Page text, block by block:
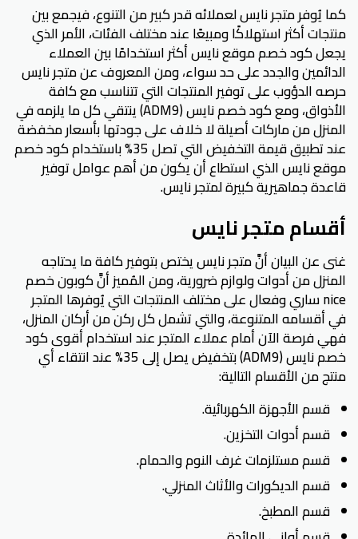
كما يُوفر متجر نايس لعملائه قدر كبير من التنوع، فيجمع بين
منتجات أكثر استهلاكًا ومبيعًا عند مختلف الفئات، الأمر الذي
يجعل كود خصم موقع نايس أكثر استخدامًا بين العملاء
الدائمين والجدد على حد سواء، ومن المعروف عن متجر نايس
حرصه الدؤوب على توفير المنتجات التي تتناسب مع كافة
الأذواق، ومع كود خصم نايس (ADM9) ينتقي كل ما يلزمه في
المنزل من ماركات أصيلة لا خلاف على جودتها بأسعار مخفضة
عند تطبيق قيمة التخفيض التي تصل 35% باستخدام كود خصم
موقع نايس الذي استطاع أن يكون من أهم عوامل توفير
قاعدة جماهيرية كبيرة لمتجر نايس.
أقسام متجر نايس
غنى عن البيان أنَّ متجر نايس يختص بتوفير كافة ما يحتاجه
المنزل من أدوات ولوازم ضرورية، ومن المُميز أنَّ كوبون خصم
nice ساري وفعال على مختلف المنتجات التي يُوفرها المتجر
في أقسامه المتنوعة، والتي تشمل كل ركن من أركان المنزل،
فهي فرصة الآن أمام عملاء المتجر عند استخدام أقوى كود
خصم نايس (ADM9) بتخفيض يصل إلى 35% عند انتقاء أي
منتج من الأقسام التالية:
قسم الأجهزة الكهربائية.
قسم أدوات التخزين.
قسم مستلزمات غرف النوم والحمام.
قسم الديكورات والأثاث المنزلي.
قسم المطبخ.